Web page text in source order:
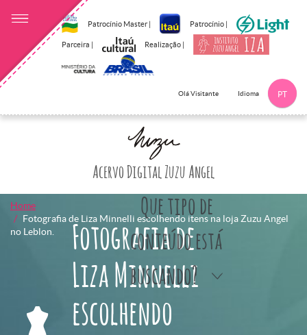
Patrocínio Master | Patrocínio |
Parceira | Realização |
Olá Visitante Idioma PT
Acervo Digital Zuzu Angel
Que tipo de
conteúdo está
buscando?
Home
Fotografia de Liza Minnelli escolhendo itens na loja Zuzu Angel
no Leblon.
Fotografia de
Liza Minnelli
escolhendo